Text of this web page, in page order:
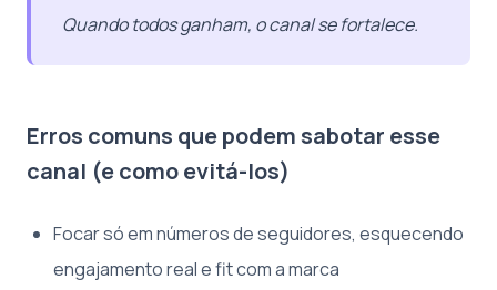
Quando todos ganham, o canal se fortalece.
Erros comuns que podem sabotar esse
canal (e como evitá-los)
Focar só em números de seguidores, esquecendo
engajamento real e fit com a marca